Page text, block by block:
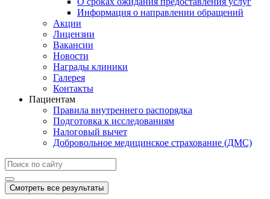
Информация о направлении обращений
Акции
Лицензии
Вакансии
Новости
Награды клиники
Галерея
Контакты
Пациентам
Правила внутреннего распорядка
Подготовка к исследованиям
Налоговый вычет
Добровольное медицинское страхование (ДМС)
Смотреть все результаты